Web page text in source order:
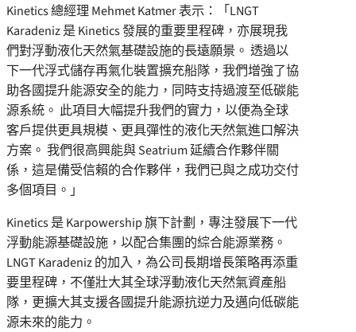
Kinetics 總經理 Mehmet Katmer 表示：「LNGT
Karadeniz 是 Kinetics 發展的重要里程碑，亦展現我
們對浮動液化天然氣基礎設施的長遠願景。 透過以
下一代浮式儲存再氣化裝置擴充船隊，我們增強了協
助各國提升能源安全的能力，同時支持過渡至低碳能
源系統。 此項目大幅提升我們的實力，以便為全球
客戶提供更具規模、更具彈性的液化天然氣進口解決
方案。 我們很高興能與 Seatrium 延續合作夥伴關
係，這是備受信賴的合作夥伴，我們已與之成功交付
多個項目。」
Kinetics 是 Karpowership 旗下計劃，專注發展下一代
浮動能源基礎設施，以配合集團的綜合能源業務。
LNGT Karadeniz 的加入，為公司長期增長策略再添重
要里程碑，不僅壯大其全球浮動液化天然氣資產船
隊，更擴大其支援各國提升能源抗逆力及邁向低碳能
源未來的能力。